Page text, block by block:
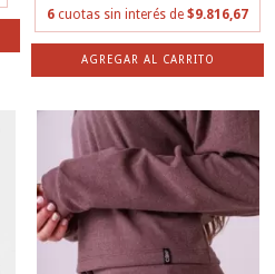
6 cuotas sin interés de $9.816,67
AGREGAR AL CARRITO